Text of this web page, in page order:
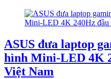
ASUS đưa laptop
hình Mini-LED 4K
Việt Nam